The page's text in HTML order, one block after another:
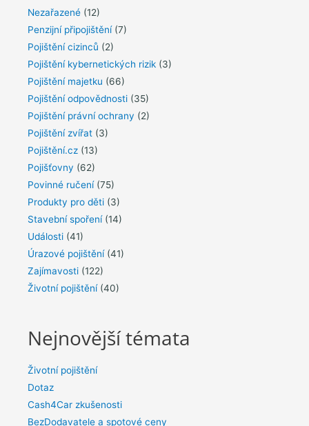
Nezařazené (12)
Penzijní připojištění(7)
Pojištění cizinců (2)
Pojištění kybernetických rizik (3)
Pojištění majetku (66)
Pojištění odpovědnosti (35)
Pojištění právní ochrany (2)
Pojištění zvířat (3)
Pojištění.cz (13)
Pojišťovny (62)
Povinné ručení(75)
Produkty pro děti (3)
Stavební spoření(14)
Události (41)
Úrazové pojištění(41)
Zajímavosti (122)
Životní pojištění(40)
Nejnovější témata
Životní pojištění
Dotaz
Cash4Car zkušenosti
BezDodavatele a spotové ceny